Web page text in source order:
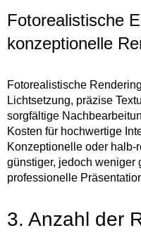
Fotorealistische
konzeptionelle
Fotorealistische
Lichtsetzung, präzise
sorgfältige
Kosten für hochwertige
Konzeptionelle oder
günstiger, jedoch weniger
professionelle
3. Anzahl der